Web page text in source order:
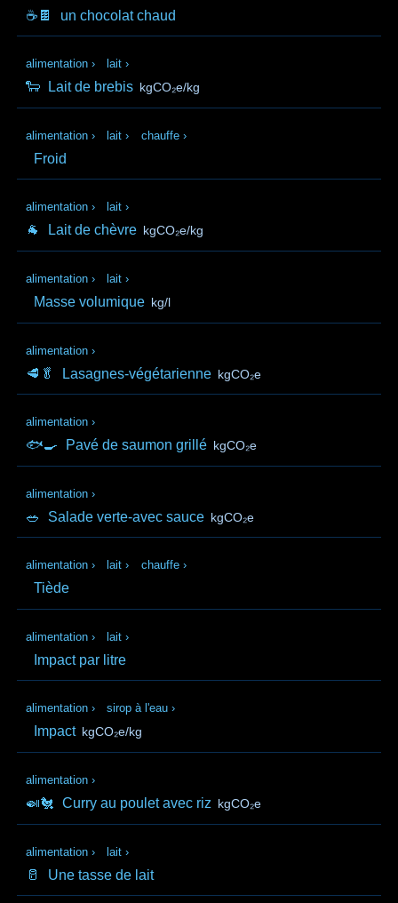
☕🍫 un chocolat chaud
alimentation › lait ›
🐑 Lait de brebis kgCO₂e/kg
alimentation › lait › chauffe ›
Froid
alimentation › lait ›
🐐 Lait de chèvre kgCO₂e/kg
alimentation › lait ›
Masse volumique kg/l
alimentation ›
🥩🥬 Lasagnes-végétarienne kgCO₂e
alimentation ›
🐟🍳 Pavé de saumon grillé kgCO₂e
alimentation ›
🥗 Salade verte-avec sauce kgCO₂e
alimentation › lait › chauffe ›
Tiède
alimentation › lait ›
Impact par litre
alimentation › sirop à l'eau ›
Impact kgCO₂e/kg
alimentation ›
🍛🐔 Curry au poulet avec riz kgCO₂e
alimentation › lait ›
🥛 Une tasse de lait